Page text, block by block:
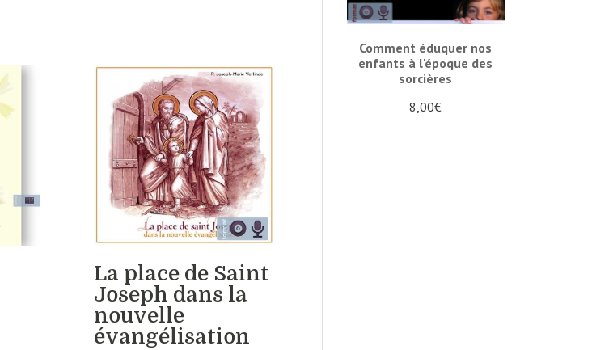
La place de Saint
Joseph dans la
nouvelle
évangélisation
Comment éduquer nos
enfants à l'époque des
sorcières
8,00€